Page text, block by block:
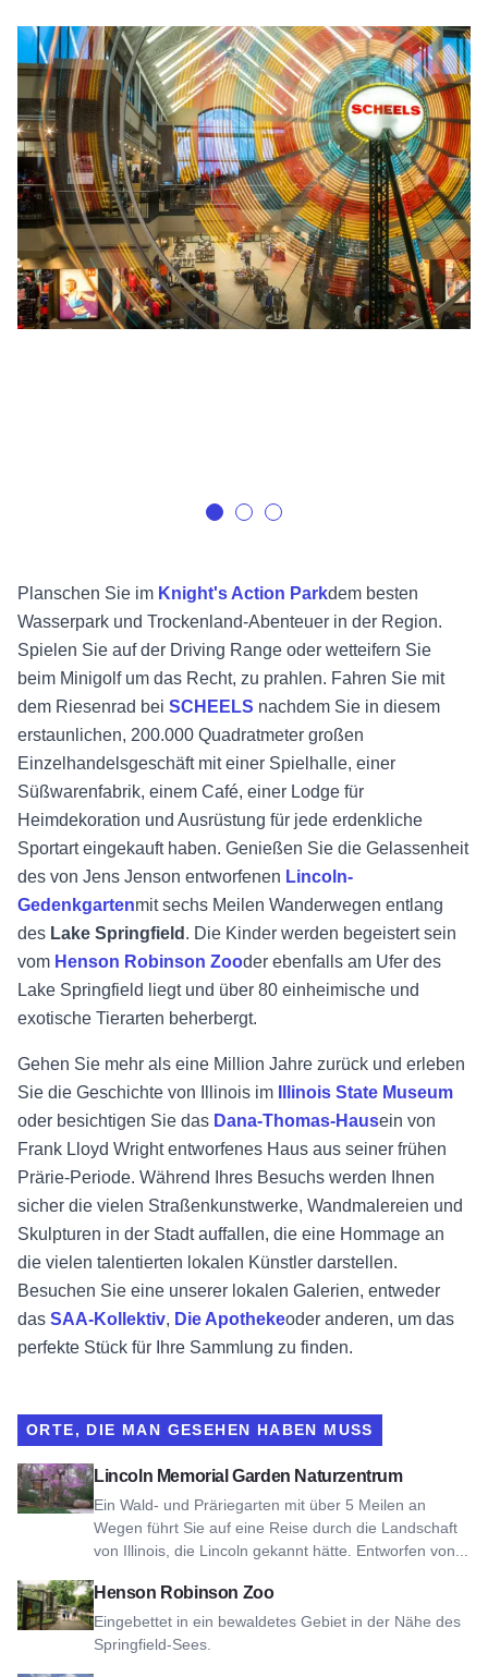
Planschen Sie im Knight's Action Parkdem besten
Wasserpark und Trockenland-Abenteuer in der Region.
Spielen Sie auf der Driving Range oder wetteifern Sie
beim Minigolf um das Recht, zu prahlen. Fahren Sie mit
dem Riesenrad bei SCHEELS nachdem Sie in diesem
erstaunlichen, 200.000 Quadratmeter großen
Einzelhandelsgeschäft mit einer Spielhalle, einer
Süßwarenfabrik, einem Café, einer Lodge für
Heimdekoration und Ausrüstung für jede erdenkliche
Sportart eingekauft haben. Genießen Sie die Gelassenheit
des von Jens Jenson entworfenen Lincoln-
Gedenkgartenmit sechs Meilen Wanderwegen entlang
des Lake Springfield . Die Kinder werden begeistert sein
vom Henson Robinson Zooder ebenfalls am Ufer des
Lake Springfield liegt und über 80 einheimische und
exotische Tierarten beherbergt.
Gehen Sie mehr als eine Million Jahre zurück und erleben
Sie die Geschichte von Illinois im
Illinois State Museum
oder besichtigen Sie das Dana-Thomas-Hausein von
Frank Lloyd Wright entworfenes Haus aus seiner frühen
Prärie-Periode. Während Ihres Besuchs werden Ihnen
sicher die vielen Straßenkunstwerke, Wandmalereien und
Skulpturen in der Stadt auffallen, die eine Hommage an
die vielen talentierten lokalen Künstler darstellen.
Besuchen Sie eine unserer lokalen Galerien, entweder
das SAA-Kollektiv, Die Apothekeoder anderen, um das
perfekte Stück für Ihre Sammlung zu finden.
ORTE, DIE MAN GESEHEN HABEN MUSS
Lincoln Memorial Garden Naturzentrum
Ein Wald- und Präriegarten mit über 5 Meilen an
Wegen führt Sie auf eine Reise durch die Landschaft
von Illinois, die Lincoln gekannt hätte. Entworfen von...
Ansicht Lincoln Memorial Garden Nature Center
Henson Robinson Zoo
Eingebettet in ein bewaldetes Gebiet in der Nähe des
Springfield-Sees.
Siehe Henson Robinson Zoo